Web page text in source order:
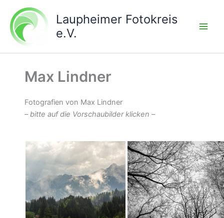
Inhalt
springen
Laupheimer Fotokreis
e.V.
Max Lindner
Fotografien von Max Lindner
– bitte auf die Vorschaubilder klicken –